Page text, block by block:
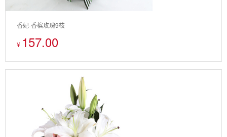
香妃-香槟玫瑰9枝
¥ 157.00